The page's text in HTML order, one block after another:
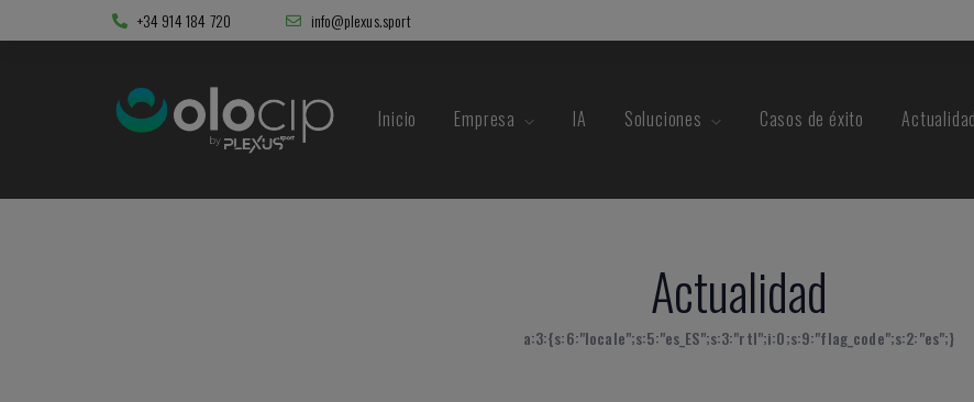
+34 914 184 720 info@plexus.sport
Inicio Empresa IA Soluciones Casos de éxito Actualidad
Actualidad
a:3:{s:6:"locale";s:5:"es_ES";s:3:"rtl";i:0;s:9:"flag_code";s:2:"es";}